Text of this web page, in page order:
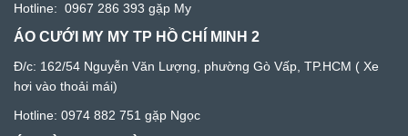
Hotline: 0967 286 393 gặp My
ÁO CƯỚI MY MY TP HỒ CHÍ MINH 2
Đ/c: 162/54 Nguyễn Văn Lượng, phường Gò Vấp, TP.HCM ( Xe
hơi vào thoải mái)
Hotline: 0974 882 751 gặp Ngọc